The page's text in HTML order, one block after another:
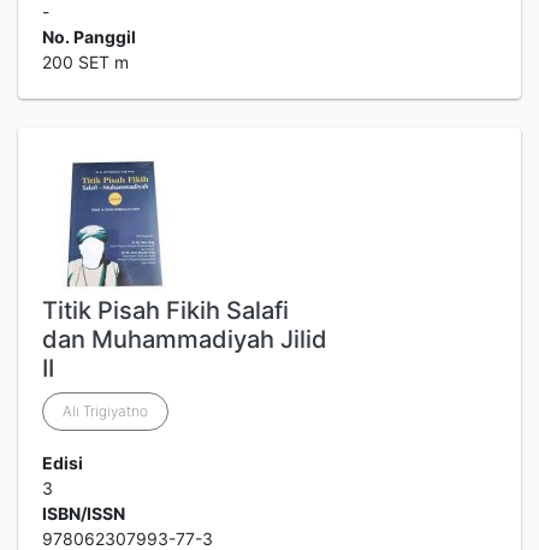
-
No. Panggil
200 SET m
Titik Pisah Fikih Salafi
dan Muhammadiyah Jilid
II
Ali Trigiyatno
Edisi
3
ISBN/ISSN
978062307993-77-3